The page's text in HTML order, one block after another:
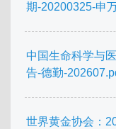
期-20200325-申
中国生命科学与
告-德勤-
世界黄金协会：